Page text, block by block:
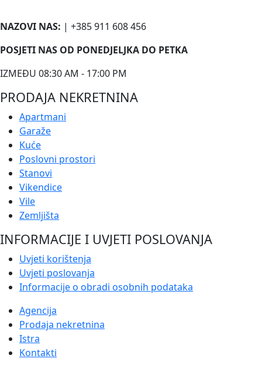
NAZOVI NAS: | +385 911 608 456
POSJETI NAS OD PONEDJELJKA DO PETKA
IZMEĐU 08:30 AM - 17:00 PM
PRODAJA NEKRETNINA
Apartmani
Garaže
Kuće
Poslovni prostori
Stanovi
Vikendice
Vile
Zemljišta
INFORMACIJE I UVJETI POSLOVANJA
Uvjeti korištenja
Uvjeti poslovanja
Informacije o obradi osobnih podataka
Agencija
Prodaja nekretnina
Istra
Kontakti